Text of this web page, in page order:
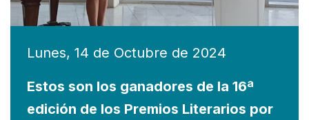
Lunes, 14 de Octubre de 2024
Estos son los ganadores de la 16ª
edición de los Premios Literarios por